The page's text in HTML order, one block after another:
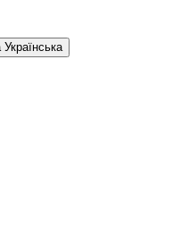
Українська